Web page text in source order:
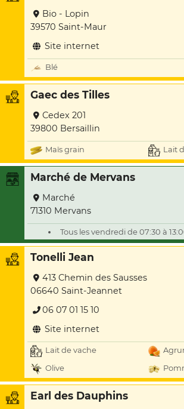
Bio - Lopin
39570 Saint-Maur
Site internet
Blé
Gaec des Tilles
Cedex 201
39800 Bersaillin
Maïs grain Lait
Marché de Mervans
Marché
71310 Mervans
Tous les vendredi de 07:30 à
Tonelli Jean
413 Chemin des Sausses
06640 Saint-Jeannet
06 07 01 15 10
Site internet
Lait de vache
Olive
Earl des Dauphins